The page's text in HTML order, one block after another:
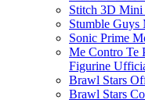
Stitch 3D Mini
Stumble Guys
Sonic Prime
Me Contro Te
Figurine
Brawl Stars
Brawl Stars